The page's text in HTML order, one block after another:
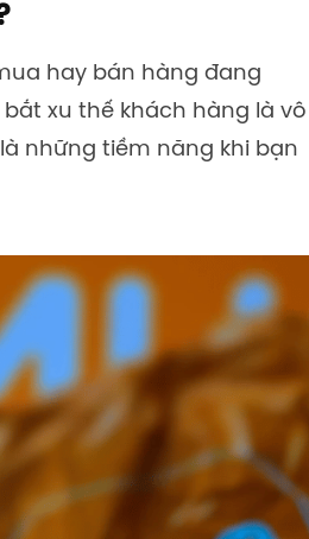
hay bán hàng đang
xu thế khách hàng là vô
những tiềm năng khi bạn